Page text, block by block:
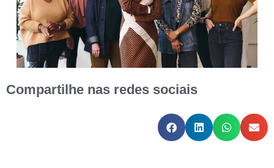
Compartilhe nas redes sociais